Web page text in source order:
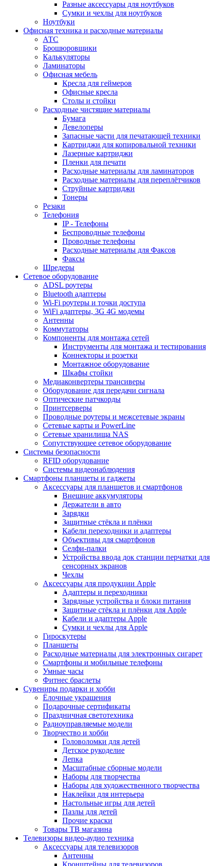
Разные аксессуары для ноутбуков
Сумки и чехлы для ноутбуков
Ноутбуки
Офисная техника и расходные материалы
АТС
Брошюровщики
Калькуляторы
Ламинаторы
Офисная мебель
Кресла для геймеров
Офисные кресла
Столы и стойки
Расходные чистящие материалы
Бумага
Девелоперы
Запасные части для печатающей техники
Картриджи для копировальной техники
Лазерные картриджи
Пленки для печати
Расходные материалы для ламинаторов
Расходные материалы для переплётчиков
Струйные картриджи
Тонеры
Резаки
Телефония
IP - Телефоны
Беспроводные телефоны
Проводные телефоны
Расходные материалы для Факсов
Факсы
Шредеры
Сетевое оборудование
ADSL роутеры
Bluetooth адаптеры
Wi-Fi роутеры и точки доступа
WiFi адаптеры, 3G 4G модемы
Антенны
Коммутаторы
Компоненты для монтажа сетей
Инструменты для монтажа и тестирования
Коннекторы и розетки
Монтажное оборудование
Шкафы стойки
Медиаконвертеры трансиверы
Оборудование для передачи сигнала
Оптические патчкорды
Принтсерверы
Проводные роутеры и межсетевые экраны
Сетевые карты и PowerLine
Сетевые хранилища NAS
Сопутствующее сетевое оборудование
Системы безопасности
RFID оборудование
Системы видеонаблюдения
Смартфоны планшеты и гаджеты
Аксессуары для планшетов и смартфонов
Внешние аккумуляторы
Держатели в авто
Зарядки
Защитные стёкла и плёнки
Кабели переходники и адаптеры
Объективы для смартфонов
Селфи-палки
Устройства ввода док станции перчатки для
сенсорных экранов
Чехлы
Аксессуары для продукции Apple
Адаптеры и переходники
Зарядные устройства и блоки питания
Защитные стёкла и плёнки для Apple
Кабели и адаптеры Apple
Сумки и чехлы для Apple
Гироскутеры
Планшеты
Расходные материалы для электронных сигарет
Смартфоны и мобильные телефоны
Умные часы
Фитнес браслеты
Сувениры подарки и хобби
Ёлочные украшения
Подарочные сертификаты
Праздничная светотехника
Радиоуправляемые модели
Творчество и хобби
Головоломки для детей
Детское рукоделие
Лепка
Масштабные сборные модели
Наборы для творчества
Наборы для художественного творчества
Наклейки для интерьера
Настольные игры для детей
Пазлы для детей
Прочие краски
Товары ТВ магазина
Телевизоры видео-аудио техника
Аксессуары для телевизоров
Антенны
Кронштейны для телевизоров